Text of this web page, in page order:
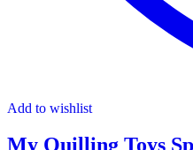
Add to wishlist
My Quilling Toys